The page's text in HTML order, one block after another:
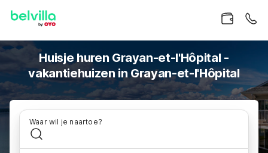
Huisje huren Grayan-et-l'Hôpital -
vakantiehuizen in Grayan-et-l'Hôpital
Waar wil je naartoe?